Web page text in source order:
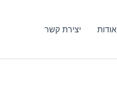
אודות יצירת קשר